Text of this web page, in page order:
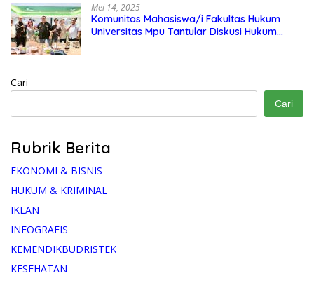
Mei 14, 2025
Komunitas Mahasiswa/i Fakultas Hukum
Universitas Mpu Tantular Diskusi Hukum
Cari
Cari
Rubrik Berita
EKONOMI & BISNIS
HUKUM & KRIMINAL
IKLAN
INFOGRAFIS
KEMENDIKBUDRISTEK
KESEHATAN